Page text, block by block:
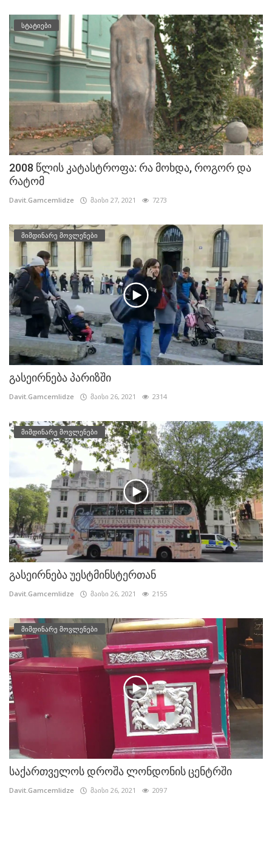
სტატიები
2008 წლის კატასტროფა: რა მოხდა, როგორ და
რატომ
Davit.Gamcemlidze მაისი 27, 2021 7273
მიმდინარე მოვლენები
გასეირნება პარიზში
Davit.Gamcemlidze მაისი 26, 2021 2314
მიმდინარე მოვლენები
გასეირნება უესტმინსტერთან
Davit.Gamcemlidze მაისი 26, 2021 2155
მიმდინარე მოვლენები
საქართველოს დროშა ლონდონის ცენტრში
Davit.Gamcemlidze მაისი 26, 2021 2097